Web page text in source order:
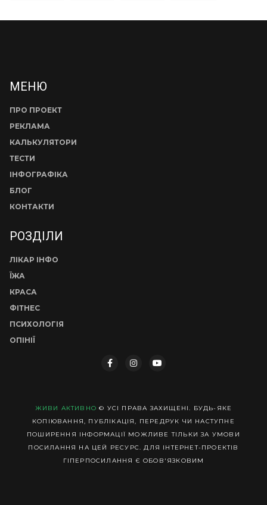
МЕНЮ
ПРО ПРОЕКТ
РЕКЛАМА
КАЛЬКУЛЯТОРИ
ТЕСТИ
ІНФОГРАФІКА
БЛОГ
КОНТАКТИ
РОЗДІЛИ
ЛІКАР ІНФО
ЇЖА
КРАСА
ФІТНЕС
ПСИХОЛОГІЯ
ОПІНІЇ
ЖИВИ АКТИВНО © УСІ ПРАВА ЗАХИЩЕНІ. БУДЬ-ЯКЕ
КОПІЮВАННЯ, ПУБЛІКАЦІЯ, ПЕРЕДРУК ЧИ НАСТУПНЕ
ПОШИРЕННЯ ІНФОРМАЦІЇ МОЖЛИВЕ ТІЛЬКИ ЗА УМОВИ
ПОСИЛАННЯ НА ЦЕЙ РЕСУРС. ДЛЯ ІНТЕРНЕТ-ПРОЕКТІВ
ГІПЕРПОСИЛАННЯ Є ОБОВ'ЯЗКОВИМ